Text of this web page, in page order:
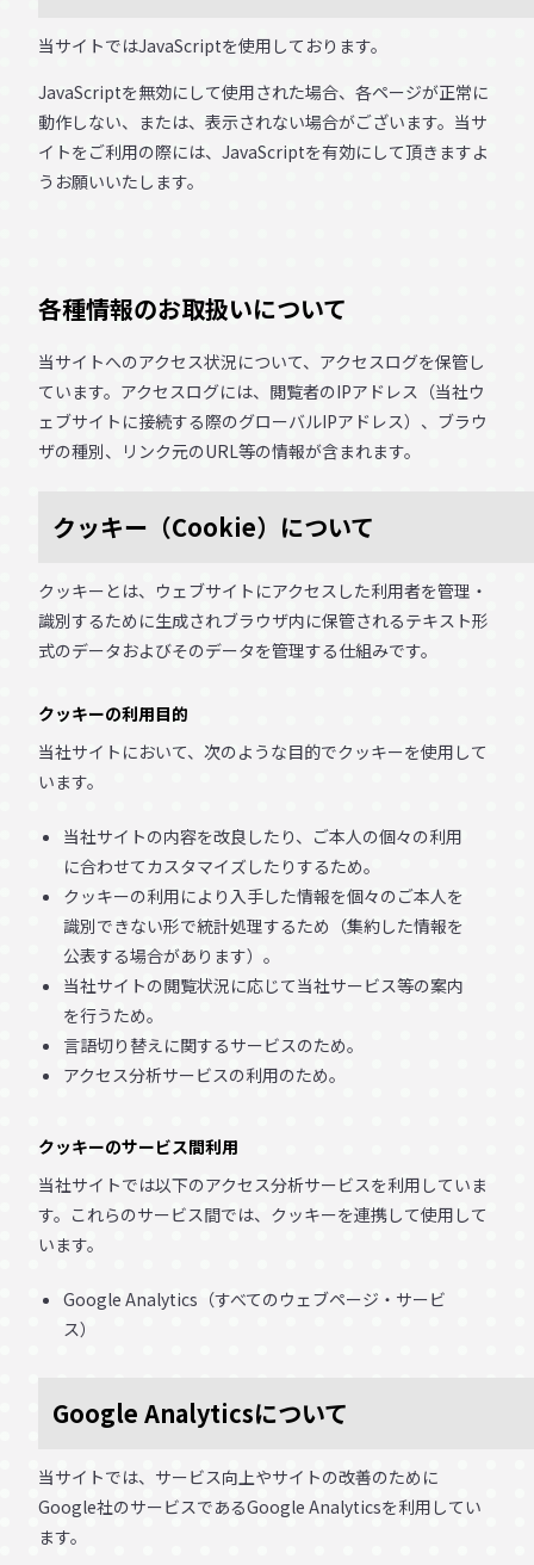
当サイトではJavaScriptを使用しております。
JavaScriptを無効にして使用された場合、各ページが正常に
動作しない、または、表示されない場合がございます。当サ
イトをご利用の際には、JavaScriptを有効にして頂きますよ
うお願いいたします。
各種情報のお取扱いについて
当サイトへのアクセス状況について、アクセスログを保管し
ています。アクセスログには、閲覧者のIPアドレス（当社ウ
ェブサイトに接続する際のグローバルIPアドレス）、ブラウ
ザの種別、リンク元のURL等の情報が含まれます。
クッキー（Cookie）について
クッキーとは、ウェブサイトにアクセスした利用者を管理・
識別するために生成されブラウザ内に保管されるテキスト形
式のデータおよびそのデータを管理する仕組みです。
クッキーの利用目的
当社サイトにおいて、次のような目的でクッキーを使用して
います。
当社サイトの内容を改良したり、ご本人の個々の利用
に合わせてカスタマイズしたりするため。
クッキーの利用により入手した情報を個々のご本人を
識別できない形で統計処理するため（集約した情報を
公表する場合があります）。
当社サイトの閲覧状況に応じて当社サービス等の案内
を行うため。
言語切り替えに関するサービスのため。
アクセス分析サービスの利用のため。
クッキーのサービス間利用
当社サイトでは以下のアクセス分析サービスを利用していま
す。これらのサービス間では、クッキーを連携して使用して
います。
Google Analytics（すべてのウェブページ・サービ
ス）
Google Analyticsについて
当サイトでは、サービス向上やサイトの改善のために
Google社のサービスであるGoogle Analyticsを利用してい
ます。